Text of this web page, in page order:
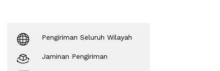
Pengiriman Seluruh Wilayah
Jaminan Pengiriman